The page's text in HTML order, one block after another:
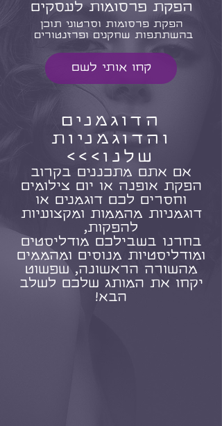
הפקת פרסומות לעסקים
הפקת פרסומות וסרטוני תוכן
בהשתתפות שחקנים ופרזנטורים
קחו אותי לשם
הדוגמנים
והדוגמניות
שלנו>>>
אם אתם מתכננים בקרוב
הפקת אופנה או יום צילומים
וחסרים לכם דוגמנים או
דוגמניות מהממות ומקצועיות
להפקות,
בחרנו בשבילכם מודליסטים
ומודליסטיות מנוסים ומהממים
מהשורה הראשונה, שפשוט
יקחו את המותג שלכם לשלב
הבא!